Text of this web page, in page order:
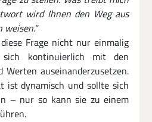
wird Ihnen den Weg aus
weisen."
Frage nicht nur einmalig
kontinuierlich mit den
Werten auseinanderzusetzen.
ist dynamisch und sollte sich
– nur so kann sie zu einem